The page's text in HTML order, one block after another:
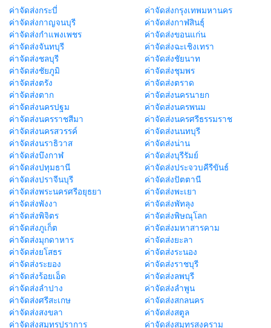
ค่าจัดส่งกระบี่
ค่าจัดส่งกรุงเทพมหานคร
ค่าจัดส่งกาญจนบุรี
ค่าจัดส่งกาฬสินธุ์
ค่าจัดส่งกำแพงเพชร
ค่าจัดส่งขอนแก่น
ค่าจัดส่งจันทบุรี
ค่าจัดส่งฉะเชิงเทรา
ค่าจัดส่งชลบุรี
ค่าจัดส่งชัยนาท
ค่าจัดส่งชัยภูมิ
ค่าจัดส่งชุมพร
ค่าจัดส่งตรัง
ค่าจัดส่งตราด
ค่าจัดส่งตาก
ค่าจัดส่งนครนายก
ค่าจัดส่งนครปฐม
ค่าจัดส่งนครพนม
ค่าจัดส่งนครราชสีมา
ค่าจัดส่งนครศรีธรรมราช
ค่าจัดส่งนครสวรรค์
ค่าจัดส่งนนทบุรี
ค่าจัดส่งนราธิวาส
ค่าจัดส่งน่าน
ค่าจัดส่งบึงกาฬ
ค่าจัดส่งบุรีรัมย์
ค่าจัดส่งปทุมธานี
ค่าจัดส่งประจวบคีรีขันธ์
ค่าจัดส่งปราจีนบุรี
ค่าจัดส่งปัตตานี
ค่าจัดส่งพระนครศรีอยุธยา
ค่าจัดส่งพะเยา
ค่าจัดส่งพังงา
ค่าจัดส่งพัทลุง
ค่าจัดส่งพิจิตร
ค่าจัดส่งพิษณุโลก
ค่าจัดส่งภูเก็ต
ค่าจัดส่งมหาสารคาม
ค่าจัดส่งมุกดาหาร
ค่าจัดส่งยะลา
ค่าจัดส่งยโสธร
ค่าจัดส่งระนอง
ค่าจัดส่งระยอง
ค่าจัดส่งราชบุรี
ค่าจัดส่งร้อยเอ็ด
ค่าจัดส่งลพบุรี
ค่าจัดส่งลำปาง
ค่าจัดส่งลำพูน
ค่าจัดส่งศรีสะเกษ
ค่าจัดส่งสกลนคร
ค่าจัดส่งสงขลา
ค่าจัดส่งสตูล
ค่าจัดส่งสมุทรปราการ
ค่าจัดส่งสมุทรสงคราม